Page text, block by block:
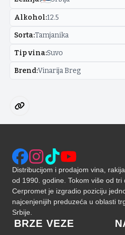
Alkohol:12.5
Sorta:Tamjanika
Tip vina:Suvo
Brend:Vinarija Breg
Distribucijom i prodajom vina,
od 1990. godine. Tokom više od tri
Cerpromet je izgradio poziciju
najcenjenijih preduzeća u oblasti
Srbije.
BRZE VEZE